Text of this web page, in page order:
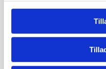
på stativ m/ manuelt kip-
Elektrisk kipsteger på stativ så
Kipstegeren…